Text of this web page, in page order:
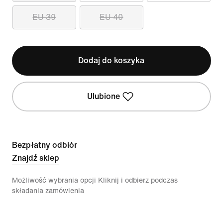
EU 39 EU 40
Dodaj do koszyka
Ulubione
Bezpłatny odbiór
Znajdź sklep
Możliwość wybrania opcji Kliknij i odbierz podczas
składania zamówienia